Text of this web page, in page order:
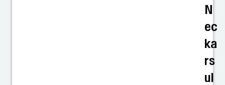
N
ec
ka
rs
ul